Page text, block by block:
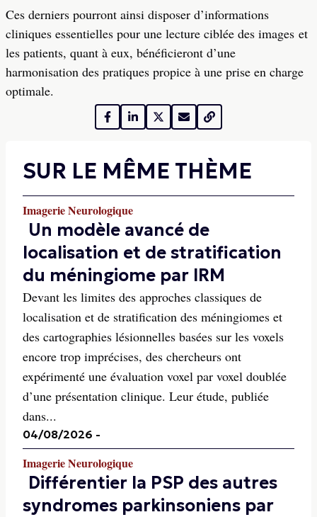
Ces derniers pourront ainsi disposer d’informations
cliniques essentielles pour une lecture ciblée des images et
les patients, quant à eux, bénéficieront d’une
harmonisation des pratiques propice à une prise en charge
optimale.
SUR LE MÊME THÈME
Imagerie Neurologique
Un modèle avancé de
localisation et de stratification
du méningiome par IRM
Devant les limites des approches classiques de
localisation et de stratification des méningiomes et
des cartographies lésionnelles basées sur les voxels
encore trop imprécises, des chercheurs ont
expérimenté une évaluation voxel par voxel doublée
d’une présentation clinique. Leur étude, publiée
dans...
04/08/2026 -
Imagerie Neurologique
Différentier la PSP des autres
syndromes parkinsoniens par